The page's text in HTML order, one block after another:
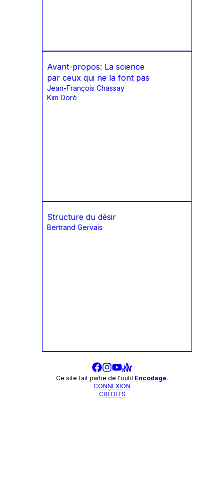
Avant-propos: La science
par ceux qui ne la font pas
Jean-François Chassay
Kim Doré
Structure du désir
Bertrand Gervais
Ce site fait partie de l'outil Encodage.
CONNEXION
CRÉDITS